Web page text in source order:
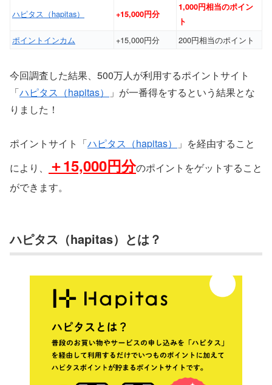
ハピタス（hapitas） +15,000円分
1,000円相当のポイン
ト
ポイントインカム +15,000円分 200円相当のポイント
今回調査した結果、500万人が利用するポイントサイト
「ハピタス（hapitas）
」が一番得をするという結果とな
りました！
ポイントサイト「ハピタス（hapitas）
」を経由すること
により、
＋15,000円分のポイントをゲットすること
ができます。
ハピタス（hapitas）とは？